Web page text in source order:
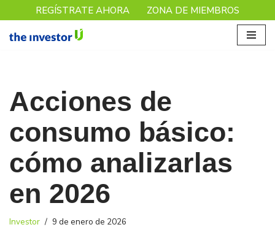
Saltar
REGÍSTRATE AHORA ZONA DE MIEMBROS
Acciones de
consumo básico:
cómo analizarlas
en 2026
Investor 9 de enero de 2026